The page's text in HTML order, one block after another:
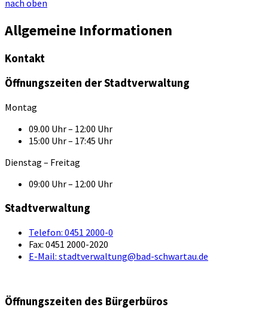
nach oben
Allgemeine Informationen
Kontakt
Öffnungszeiten der Stadtverwaltung
Montag
09.00 Uhr – 12:00 Uhr
15:00 Uhr – 17:45 Uhr
Dienstag – Freitag
09:00 Uhr – 12:00 Uhr
Stadtverwaltung
Telefon: 0451 2000-0
Fax: 0451 2000-2020
E-Mail: stadtverwaltung@bad-schwartau.de
Öffnungszeiten des Bürgerbüros